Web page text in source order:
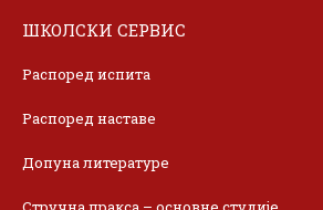
ШКОЛСКИ СЕРВИС
Распоред испита
Распоред наставе
Допуна литературе